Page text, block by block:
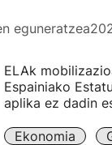
eguneratzea
ELAk
Espainiako
aplika ez dadin
Ekonomia